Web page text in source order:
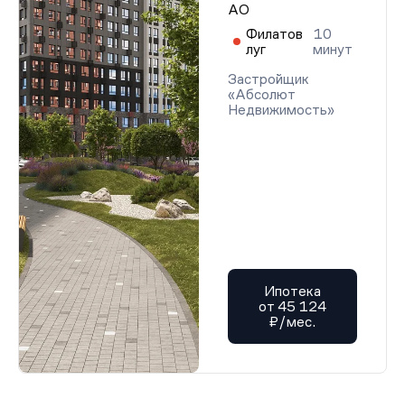
АО
Филатов
луг
10
минут
Застройщик
«Абсолют
Недвижимость»
Ипотека
от 45 124
₽/мес.